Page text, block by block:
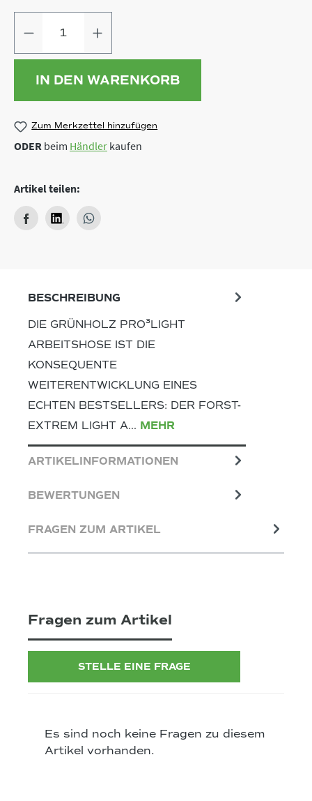
IN DEN WARENKORB
Zum Merkzettel hinzufügen
ODER beim Händler kaufen
Artikel teilen:
BESCHREIBUNG
DIE GRÜNHOLZ PRO³LIGHT
ARBEITSHOSE IST DIE
KONSEQUENTE
WEITERENTWICKLUNG EINES
ECHTEN BESTSELLERS: DER FORST-
EXTREM LIGHT A… MEHR
ARTIKELINFORMATIONEN
BEWERTUNGEN
FRAGEN ZUM ARTIKEL
Fragen zum Artikel
STELLE EINE FRAGE
Es sind noch keine Fragen zu diesem
Artikel vorhanden.